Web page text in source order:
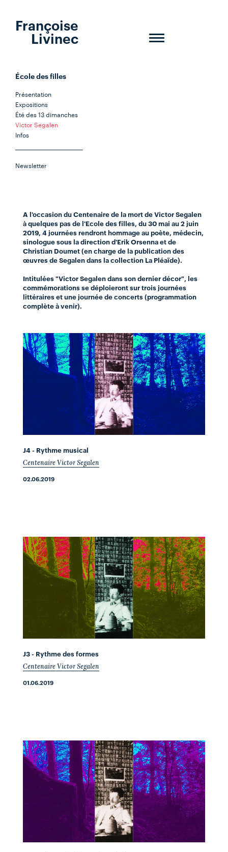
Toggle
Françoise
Livinec
École des filles
Présentation
Expositions
Été des 13 dimanches
Victor Segalen
Infos
Newsletter
A l'occasion du Centenaire de la mort de Victor Segalen
à quelques pas de l'Ecole des filles, du 30 mai au 2 juin
2019, 4 journées rendront hommage au poète, médecin,
sinologue sous la direction d'Erik Orsenna et de
Christian Doumet (en charge de la publication des
œuvres de Segalen dans la collection La Pléaïde).
Intitulées "Victor Segalen dans son dernier décor", les
commémorations se déploieront sur trois journées
littéraires et une journée de concerts (programmation
complète à venir).
J4 - Rythme musical
Centenaire Victor Segalen
02.06.2019
J3 - Rythme des formes
Centenaire Victor Segalen
01.06.2019